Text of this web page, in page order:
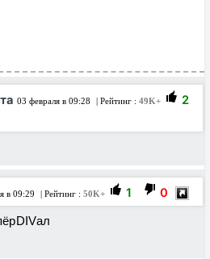
03 февраля в 09:28 | Рейтинг : 49K+
2
в 09:29 | Рейтинг : 50K+ 1 0